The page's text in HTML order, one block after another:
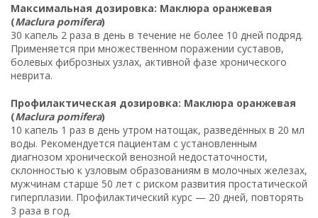
Максимальная дозировка: Маклюра оранжевая
(Maclura pomifera)
30 капель 2 раза в день в течение не более 10 дней подряд.
Применяется при множественном поражении суставов,
болевых фиброзных узлах, активной фазе хронического
неврита.
Профилактическая дозировка: Маклюра оранжевая
(Maclura pomifera)
10 капель 1 раз в день утром натощак, разведённых в 20 мл
воды. Рекомендуется пациентам с установленным
диагнозом хронической венозной недостаточности,
склонностью к узловым образованиям в молочных железах,
мужчинам старше 50 лет с риском развития простатической
гиперплазии. Профилактический курс — 20 дней, повторять
3 раза в год.